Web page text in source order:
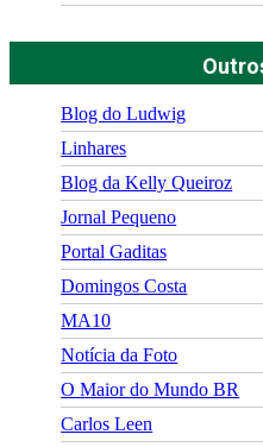
Blog do Ludwig
Linhares
Blog da Kelly Queiroz
Jornal Pequeno
Portal Gaditas
Domingos Costa
MA10
Notícia da Foto
O Maior do Mundo BR
Carlos Leen